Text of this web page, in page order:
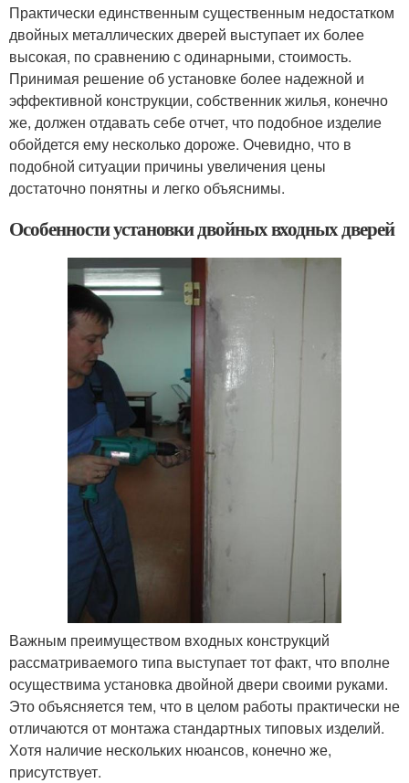
Практически единственным существенным недостатком
двойных металлических дверей выступает их более
высокая, по сравнению с одинарными, стоимость.
Принимая решение об установке более надежной и
эффективной конструкции, собственник жилья, конечно
же, должен отдавать себе отчет, что подобное изделие
обойдется ему несколько дороже. Очевидно, что в
подобной ситуации причины увеличения цены
достаточно понятны и легко объяснимы.
Особенности установки двойных входных дверей
Важным преимуществом входных конструкций
рассматриваемого типа выступает тот факт, что вполне
осуществима установка двойной двери своими руками.
Это объясняется тем, что в целом работы практически не
отличаются от монтажа стандартных типовых изделий.
Хотя наличие нескольких нюансов, конечно же,
присутствует.